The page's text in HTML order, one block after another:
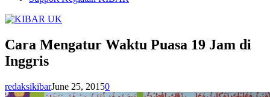
Cara Mengatur Waktu Puasa 19 Jam di
Inggris
redaksikibarJune 25, 20150